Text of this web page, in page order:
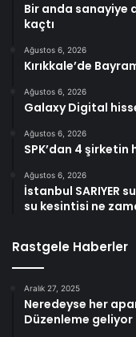
Bir anda sanayiye
kaçtı
Ağustos 6, 2026
Kırıkkale’de
Ağustos 6, 2026
Galaxy Digital
Ağustos 6, 2026
SPK’dan 4 şirketin
Ağustos 6, 2026
İstanbul SARIYER
su kesintisi ne
Rastgele Haberler
Aralık 27, 2025
Neredeyse her
Düzenleme geliyor